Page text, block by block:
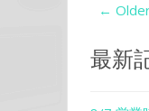
←
最新